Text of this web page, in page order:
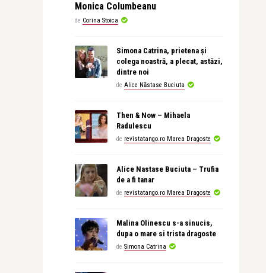
Monica Columbeanu
de Corina Stoica
Simona Catrina, prietena și
colega noastră, a plecat, astăzi,
dintre noi
de Alice Năstase Buciuta
Then & Now – Mihaela
Radulescu
de revistatango.ro Marea Dragoste
Alice Nastase Buciuta – Trufia
de a fi tanar
de revistatango.ro Marea Dragoste
Malina Olinescu s-a sinucis,
dupa o mare si trista dragoste
de Simona Catrina